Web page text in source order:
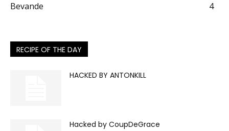
Bevande
4
RECIPE OF THE DAY
HACKED BY ANTONKILL
Hacked by CoupDeGrace